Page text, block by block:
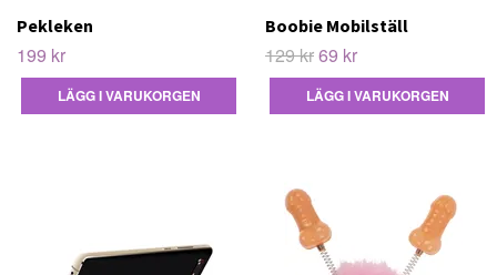
Pekleken
199 kr
Boobie Mobilställ
129 kr69 kr